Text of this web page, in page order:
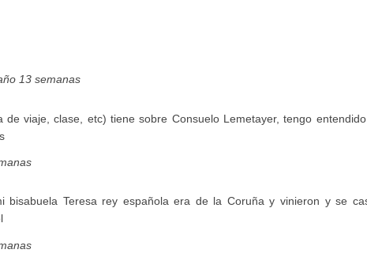
13 semanas
viaje, clase, etc) tiene sobre Consuelo Lemetayer, tengo
Teresa rey española era de la Coruña y vinieron y se